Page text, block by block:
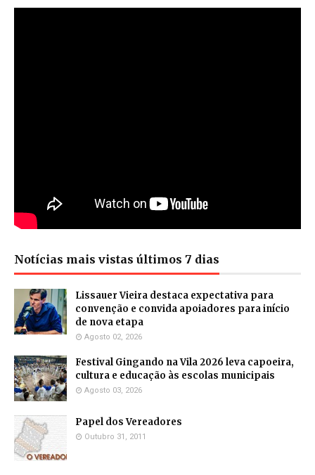
Notícias mais vistas últimos 7 dias
Lissauer Vieira destaca expectativa para
convenção e convida apoiadores para início
de nova etapa
Agosto 02, 2026
Festival Gingando na Vila 2026 leva capoeira,
cultura e educação às escolas municipais
Agosto 03, 2026
Papel dos Vereadores
Outubro 31, 2011